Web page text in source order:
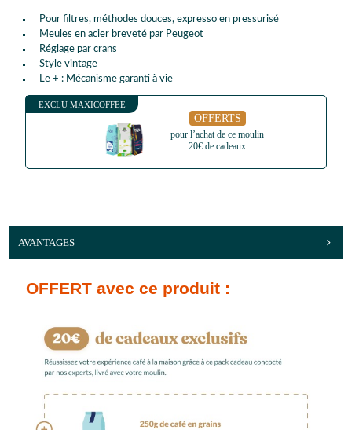
Pour filtres, méthodes douces, expresso en pressurisé
Meules en acier breveté par Peugeot
Réglage par crans
Style vintage
Le + : Mécanisme garanti à vie
EXCLU MAXICOFFEE
OFFERTS
pour l’achat de ce moulin
20€ de cadeaux
AVANTAGES
OFFERT avec ce produit :